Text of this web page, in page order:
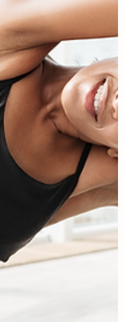
中国茶のコラボイベン
！